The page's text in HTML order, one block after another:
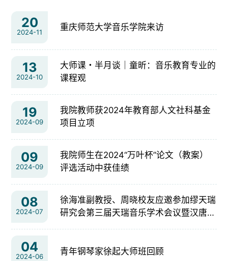
20
2024-11 重庆师范大学音乐学院来访
13
2024-10
大师课・半月谈｜童昕：音乐教育专业的
课程观
19
2024-09
我院教师获2024年教育部人文社科基金
项目立项
09
2024-09
我院师生在2024“万叶杯”论文（教案）
评选活动中获佳绩
08
2024-07
徐海准副教授、周晓校友应邀参加缪天瑞
研究会第三届天瑞音乐学术会议暨汉唐乐
04
2024-06 青年钢琴家徐起大师班回顾